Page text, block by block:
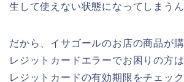
生して使えない状態になってしまう
だから、イサゴールのお店の商品が
レジットカードエラーでお困りの方
レジットカードの有効期限をチェッ